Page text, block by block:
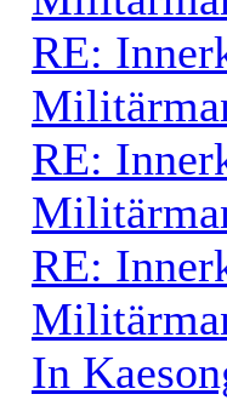
RE:
RE:
RE:
In